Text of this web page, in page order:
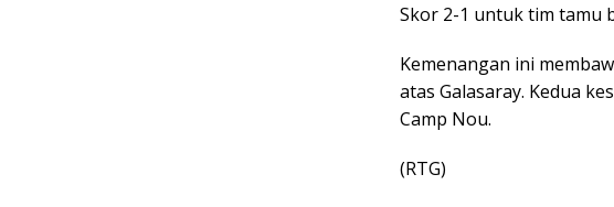
Skor 2-1 untuk tim tamu
Kemenangan ini
atas Galasaray. Kedua
Camp Nou.
(RTG)